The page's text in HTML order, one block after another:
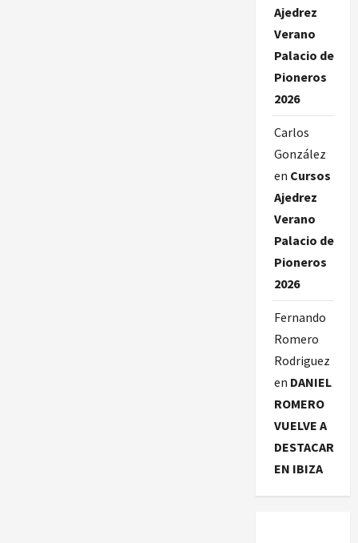
Ajedrez
Verano
Palacio de
Pioneros
2026
Carlos
González
en Cursos
Ajedrez
Verano
Palacio de
Pioneros
2026
Fernando
Romero
Rodriguez
en DANIEL
ROMERO
VUELVE A
DESTACAR
EN IBIZA